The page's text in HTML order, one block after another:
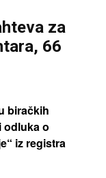
za
66
biračkih
odluka o
iz registra